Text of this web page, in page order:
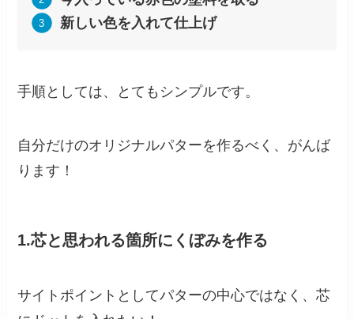
新しい色を入れて仕上げ
手順としては、とてもシンプルです。
自分だけのオリジナルパターを作るべく、がんば
ります！
1.芯と思われる箇所にくぼみを作る
サイトポイントとしてパターの中心ではなく、芯